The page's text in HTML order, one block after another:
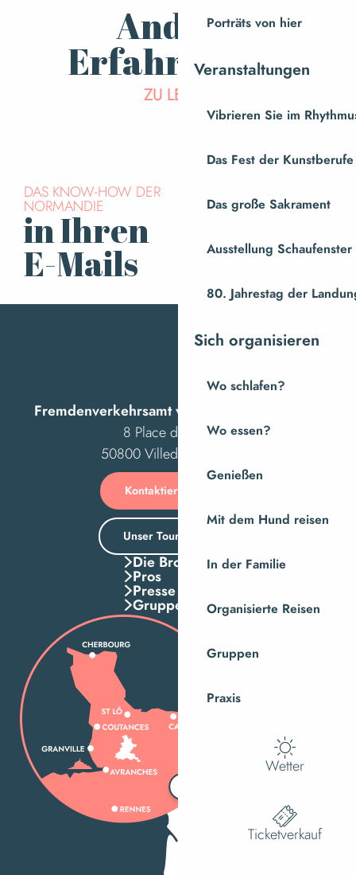
Porträts von hier
Veranstaltungen
Vibrieren Sie im
Das Fest der Kunstberufe
Das große Sakrament
Ausstellung
80. Jahrestag der
Sich organisieren
Wo schlafen?
Wo essen?
Genießen
Mit dem Hund reisen
In der Familie
Organisierte Reisen
Gruppen
Praxis
Wetter
Ticketverkauf
Andere
Erfahrungen
ZU LEBEN
Wir nehmen Sie mit… besuchen
Sie Mauviel 1830
DAS KNOW-HOW DER
NORMANDIE
in Ihren
E-Mails
Fremdenverkehrsamt von Villedieu Intercom
8 Place des Costils
50800 Villedieu-les-Poêles
Kontaktieren Sie uns
Unser Tourismusbüro
Die Broschuren
Pros
Presse
Gruppen